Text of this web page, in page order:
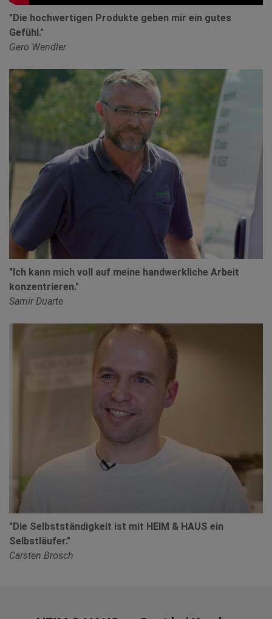
"Die hochwertigen Produkte geben mir ein gutes
Gefühl."
Gero Wendler
"Ich kann mich voll auf meine handwerkliche Arbeit
konzentrieren."
Samir Duarte
"Die Selbstständigkeit ist mit HEIM & HAUS ein
Selbstläufer."
Carsten Brosch